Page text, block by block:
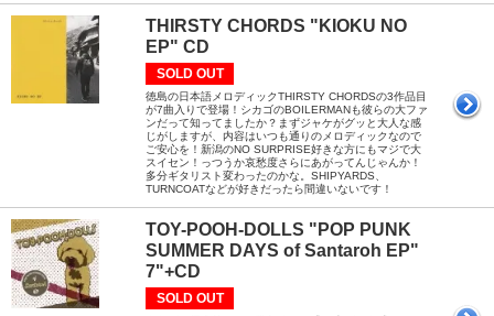
THIRSTY CHORDS "KIOKU NO
EP" CD
SOLD OUT
徳島の日本語メロディックTHIRSTY CHORDSの3作品目
が7曲入りで登場！シカゴのBOILERMANも彼らの大ファ
ンだって知ってましたか？まずジャケがグッと大人な感
じがしますが、内容はいつも通りのメロディックなので
ご安心を！新潟のNO SURPRISE好きな方にもマジで大
スイセン！っつうか哀愁度さらにあがってんじゃんか！
多分ギタリスト変わったのかな。SHIPYARDS、
TURNCOATなどが好きだったら間違いないです！
TOY-POOH-DOLLS "POP PUNK
SUMMER DAYS of Santaroh EP"
7"+CD
SOLD OUT